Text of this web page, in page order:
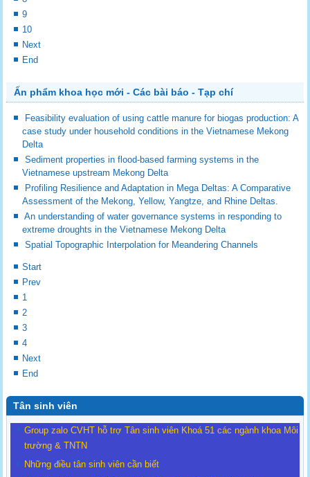
9
10
Next
End
Ấn phẩm khoa học mới - Các bài báo - Tạp chí
Feasibility evaluation of using cattle manure for biogas production: A
case study under household conditions in the Vietnamese Mekong
Delta
Sediment properties in flood-based farming systems in the
Vietnamese upstream Mekong Delta
Profiling Resilience and Adaptation in Mega Deltas: A Comparative
Assessment of the Mekong, Yellow, Yangtze, and Rhine Deltas.
An understanding of water governance systems in responding to
extreme droughts in the Vietnamese Mekong Delta
Spatial Topographic Interpolation for Meandering Channels
Start
Prev
1
2
3
4
Next
End
Tân sinh viên
Group zalo CVHT hỗ trợ Tân sinh viên Khoá 51 các ngành khoa Môi
trường & TNTN
Những điều tân sinh viên cần biết